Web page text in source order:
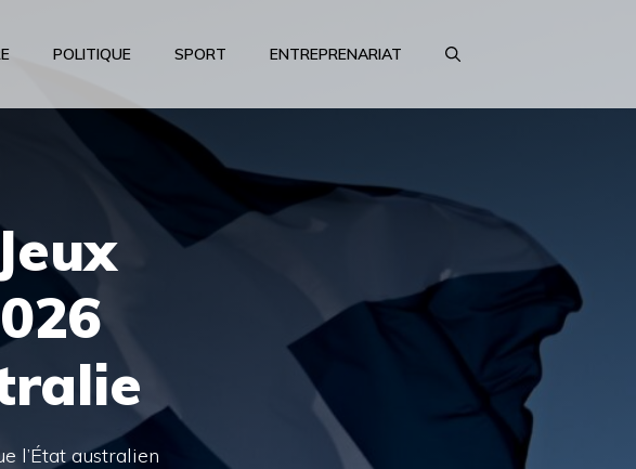
POLITIQUE SPORT ENTREPRENARIAT
l’État australien